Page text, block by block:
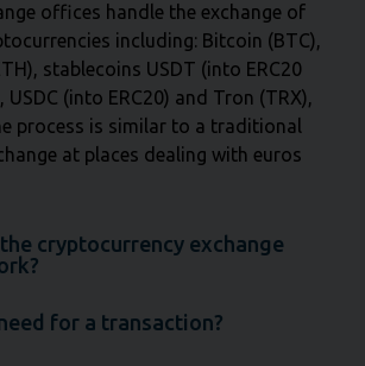
offices handle the exchange of
including: Bitcoin (BTC),
stablecoins USDT (into ERC20
USDC (into ERC20) and Tron (TRX),
process is similar to a traditional
at places dealing with euros
cryptocurrency exchange
for a transaction?